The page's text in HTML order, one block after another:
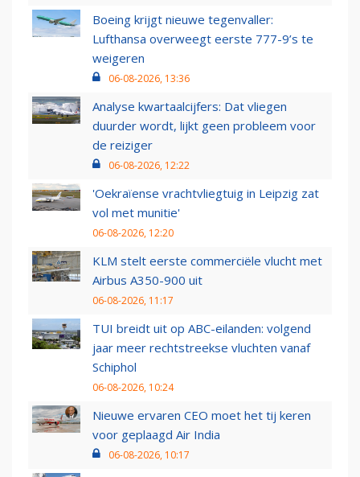
Boeing krijgt nieuwe tegenvaller:
Lufthansa overweegt eerste 777-9’s te
weigeren
06-08-2026, 13:36
Analyse kwartaalcijfers: Dat vliegen
duurder wordt, lijkt geen probleem voor
de reiziger
06-08-2026, 12:22
'Oekraïense vrachtvliegtuig in Leipzig zat
vol met munitie'
06-08-2026, 12:20
KLM stelt eerste commerciële vlucht met
Airbus A350-900 uit
06-08-2026, 11:17
TUI breidt uit op ABC-eilanden: volgend
jaar meer rechtstreekse vluchten vanaf
Schiphol
06-08-2026, 10:24
Nieuwe ervaren CEO moet het tij keren
voor geplaagd Air India
06-08-2026, 10:17